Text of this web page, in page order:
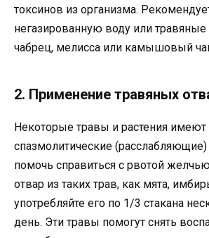
токсинов из организма.
негазированную воду или травяные
чабрец, мелисса или камышовый
2. Применение травяных
Некоторые травы и растения имеют
спазмолитические (расслабляющие)
помочь справиться с рвотой
отвар из таких трав, как мята,
употребляйте его по 1/3 стакана
день. Эти травы помогут снять